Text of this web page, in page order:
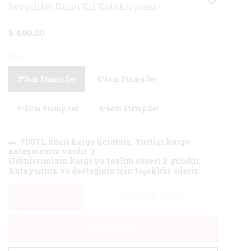
3*3cm Stamp Set 4*4cm Stamp Set
5*5Cm Stamp Set 6*6cm Stamp Set
🚗 700TL üzeri kargo ücretsiz. Yurtiçi kargo
anlaşmamız vardır :)
Ürünlerimizin kargoya teslim süresi 2 gündür.
Anlayışınız ve desteğiniz için teşekkür ederiz.